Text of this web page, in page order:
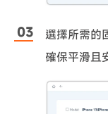
選擇所需的
確保平滑且